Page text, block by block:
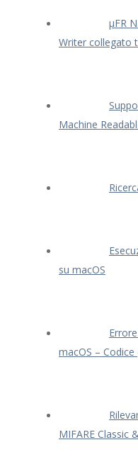
μFR
Writer collegato
Machine
su macOS
macOS – Codice
MIFARE Classic